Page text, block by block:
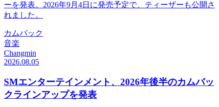
ーを発表。2026年9月4日に発売予定で、ティーザーも公開さ
れました。
カムバック
音楽
Changmin
2026.08.05
SMエンターテインメント、2026年後半のカムバッ
クラインアップを発表